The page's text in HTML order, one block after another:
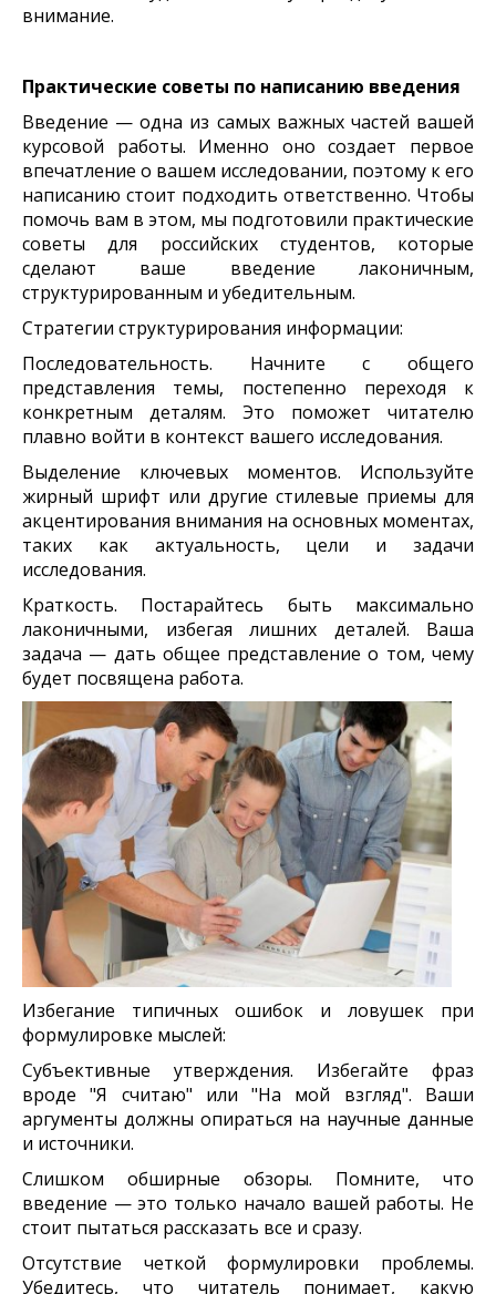
внимание.
Практические советы по написанию введения
Введение — одна из самых важных частей вашей
курсовой работы. Именно оно создает первое
впечатление о вашем исследовании, поэтому к его
написанию стоит подходить ответственно. Чтобы
помочь вам в этом, мы подготовили практические
советы для российских студентов, которые
сделают ваше введение лаконичным,
структурированным и убедительным.
Стратегии структурирования информации:
Последовательность. Начните с общего
представления темы, постепенно переходя к
конкретным деталям. Это поможет читателю
плавно войти в контекст вашего исследования.
Выделение ключевых моментов. Используйте
жирный шрифт или другие стилевые приемы для
акцентирования внимания на основных моментах,
таких как актуальность, цели и задачи
исследования.
Краткость. Постарайтесь быть максимально
лаконичными, избегая лишних деталей. Ваша
задача — дать общее представление о том, чему
будет посвящена работа.
Избегание типичных ошибок и ловушек при
формулировке мыслей:
Субъективные утверждения. Избегайте фраз
вроде "Я считаю" или "На мой взгляд". Ваши
аргументы должны опираться на научные данные
и источники.
Слишком обширные обзоры. Помните, что
введение — это только начало вашей работы. Не
стоит пытаться рассказать все и сразу.
Отсутствие четкой формулировки проблемы.
Убедитесь, что читатель понимает, какую